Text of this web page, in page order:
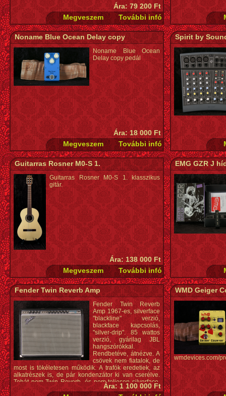
Ára: 79 200 Ft
Noname Blue Ocean Delay copy
Noname Blue Ocean
Delay copy pedál
Ára: 18 000 Ft
Spirit by
Guitarras Rosner M0-S 1.
Guitarras Rosner M0-S 1. klasszikus
gitár.
Ára: 138 000 Ft
EMG GZR J
Fender Twin Reverb Amp
Fender Twin Reverb
Amp 1967-es, silverface
"blackline" verzió,
blackface kapcsolás,
"silver-drip". 85 wattos
verzió, gyárilag JBL
hangszórókkal.
Rendbetéve, átnézve. A
csövek nem fiatalok, de
most is tökéletesen működik. A trafók eredetiek, az
alkatrészek is, de pár kondenzátor ki van cserélve.
Tehát nem Twin Reverb, és nem teljesen silverface,
mert a kapcsolás még blackface. Ára: 1 100 000 Ft
WMD Geiger
wmdevices.com/